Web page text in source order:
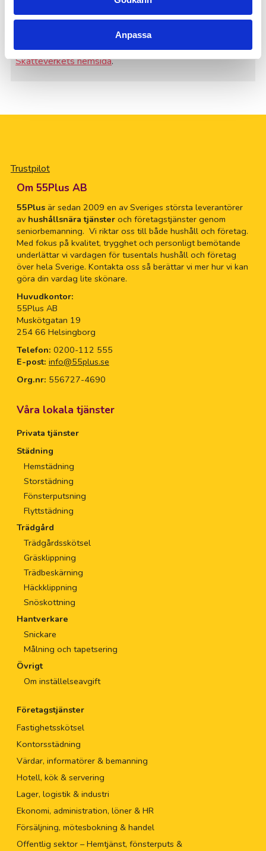
Anpassa
på månadens totala arbete även om ni har hjälp flera
gånger under månaden. Eventuellt RUT-avdrag gör vi
direkt på er faktura. Mer information finns på
Skatteverkets hemsida.
Trustpilot
Om 55Plus AB
55Plusär sedan 2009 en av Sveriges största leverantörer
av hushållsnära tjänsteroch företagstjänster genom
seniorbemanning. Vi riktar oss till både hushåll och företag.
Med fokus på kvalitet, trygghet och personligt bemötande
underlättar vi vardagen för tusentals hushåll och företag
över hela Sverige. Kontakta oss så berättar vi mer hur vi kan
göra din vardag lite skönare.
Huvudkontor:
55Plus AB
Muskötgatan 19
254 66 Helsingborg
Telefon: 0200-112 555
E-post: info@55plus.se
Org.nr: 556727-4690
Våra lokala tjänster
Privata tjänster
Städning
Hemstädning
Storstädning
Fönsterputsning
Flyttstädning
Trädgård
Trädgårdsskötsel
Gräsklippning
Trädbeskärning
Häckklippning
Snöskottning
Hantverkare
Snickare
Målning och tapetsering
Övrigt
Om inställelseavgift
Företagstjänster
Fastighetsskötsel
Kontorsstädning
Värdar, informatörer & bemanning
Hotell, kök & servering
Lager, logistik & industri
Ekonomi, administration, löner & HR
Försäljning, mötesbokning & handel
Offentlig sektor – Hemtjänst, fönsterputs &